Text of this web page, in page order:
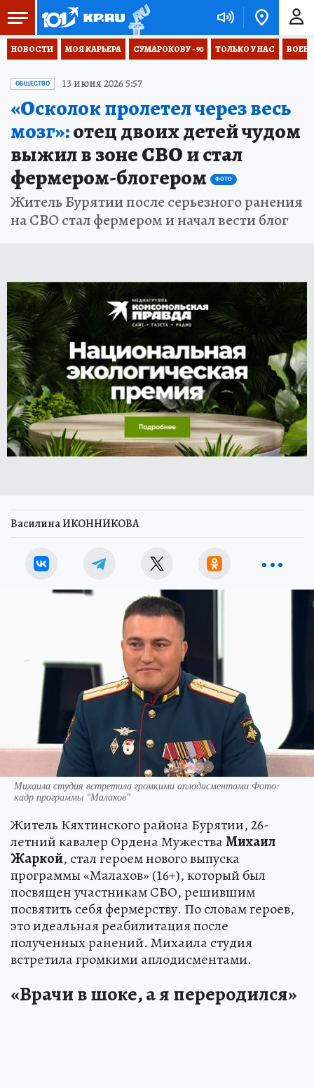
НОВОСТИ МОЯ КАРЬЕРА СУМАРОКОВУ - 90 ТОЛЬКО У НАС
ОБЩЕСТВО 13 июня 2026 5:57
«Осколок пролетел через весь
мозг»:отец двоих детей чудом
выжил в зоне СВО и стал
фермером-блогером
ФОТО
Житель Бурятии после серьезного ранения
на СВО стал фермером и начал вести блог
Василина ИКОННИКОВА
Михаила студия встретила громкими аплодисментами Фото:
кадр программы "Малахов"
Житель Кяхтинского района Бурятии, 26-
летний кавалер Ордена МужестваМихаил
Жаркой, стал героем нового выпуска
программы «Малахов» (16+), который был
посвящен участникам СВО, решившим
посвятить себя фермерству. По словам героев,
это идеальная реабилитация после
полученных ранений. Михаила студия
встретила громкими аплодисментами.
«Врачи в шоке, а я переродился»